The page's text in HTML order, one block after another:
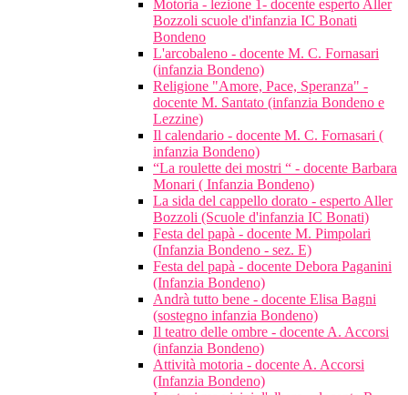
Motoria - lezione 1- docente esperto Aller
Bozzoli scuole d'infanzia IC Bonati
Bondeno
L'arcobaleno - docente M. C. Fornasari
(infanzia Bondeno)
Religione "Amore, Pace, Speranza" -
docente M. Santato (infanzia Bondeno e
Lezzine)
Il calendario - docente M. C. Fornasari (
infanzia Bondeno)
“La roulette dei mostri “ - docente Barbara
Monari ( Infanzia Bondeno)
La sida del cappello dorato - esperto Aller
Bozzoli (Scuole d'infanzia IC Bonati)
Festa del papà - docente M. Pimpolari
(Infanzia Bondeno - sez. E)
Festa del papà - docente Debora Paganini
(Infanzia Bondeno)
Andrà tutto bene - docente Elisa Bagni
(sostegno infanzia Bondeno)
Il teatro delle ombre - docente A. Accorsi
(infanzia Bondeno)
Attività motoria - docente A. Accorsi
(Infanzia Bondeno)